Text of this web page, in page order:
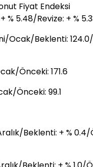
Fiyat Endeksi
% 5.48/Revize: + %
Ocak/Beklenti: 124.0/
Önceki: 171.6
Önceki: 99.1
Beklenti: + % 0.4/